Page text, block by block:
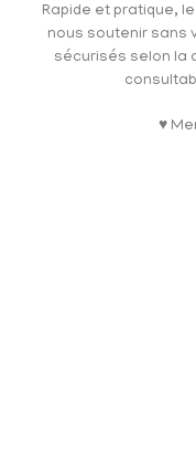
Rapide et pratique,
nous soutenir sans
sécurisés selon la
♥